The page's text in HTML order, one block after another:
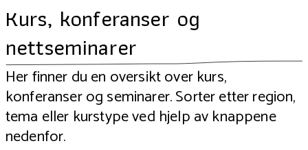
Kurs, konferanser og
nettseminarer
Her finner du en oversikt over kurs,
konferanser og seminarer. Sorter etter region,
tema eller kurstype ved hjelp av knappene
nedenfor.